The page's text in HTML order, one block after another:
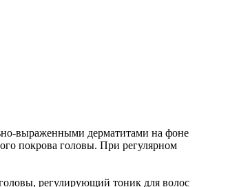
выраженными дерматитами на фоне
покрова головы. При регулярном
регулирующий тоник для волос